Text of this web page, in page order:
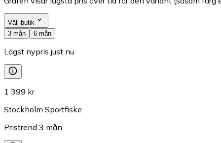
Välj butik
3 mån
6 mån
Lägst nypris just nu
1 399 kr
Stockholm Sportfiske
Pristrend 3 mån